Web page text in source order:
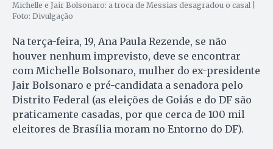
Michelle e Jair Bolsonaro: a troca de Messias desagradou o casal |
Foto: Divulgação
Na terça-feira, 19, Ana Paula Rezende, se não
houver nenhum imprevisto, deve se encontrar
com Michelle Bolsonaro, mulher do ex-presidente
Jair Bolsonaro e pré-candidata a senadora pelo
Distrito Federal (as eleições de Goiás e do DF são
praticamente casadas, por que cerca de 100 mil
eleitores de Brasília moram no Entorno do DF).